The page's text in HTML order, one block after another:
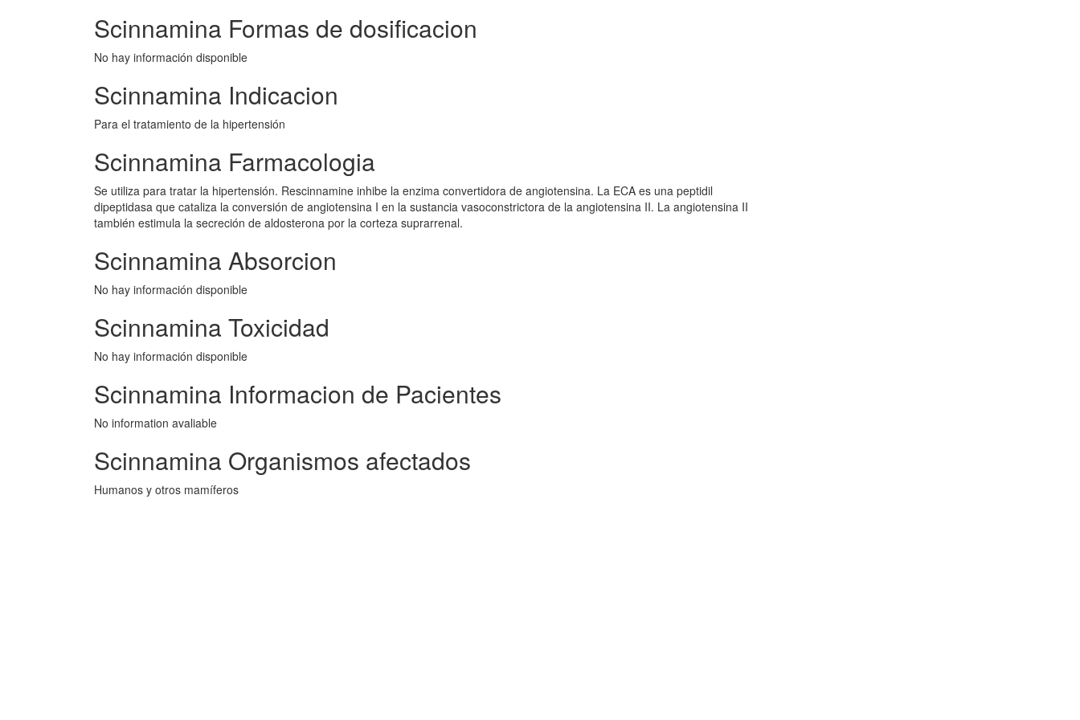
Scinnamina Formas de dosificacion
No hay información disponible
Scinnamina Indicacion
Para el tratamiento de la hipertensión
Scinnamina Farmacologia
Se utiliza para tratar la hipertensión. Rescinnamine inhibe la enzima convertidora de angiotensina. La ECA es una peptidil
dipeptidasa que cataliza la conversión de angiotensina I en la sustancia vasoconstrictora de la angiotensina II. La angiotensina II
también estimula la secreción de aldosterona por la corteza suprarrenal.
Scinnamina Absorcion
No hay información disponible
Scinnamina Toxicidad
No hay información disponible
Scinnamina Informacion de Pacientes
No information avaliable
Scinnamina Organismos afectados
Humanos y otros mamíferos